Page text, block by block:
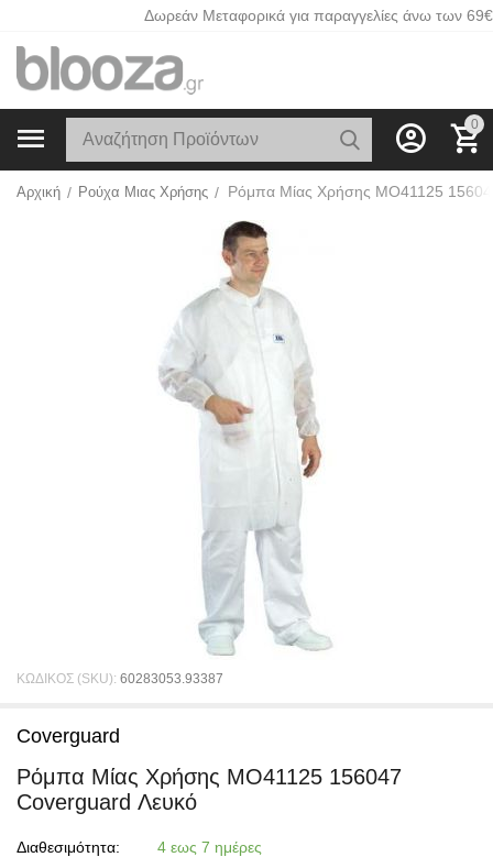
Δωρεάν Μεταφορικά για παραγγελίες άνω των 69€
0
Αρχική / Ρούχα Μιας Χρήσης /
ΚΩΔΙΚΟΣ (SKU): 60283053.93387
Coverguard
Ρόμπα Μίας Χρήσης MO41125 156047
Coverguard Λευκό
Διαθεσιμότητα: 4 εως 7 ημέρες